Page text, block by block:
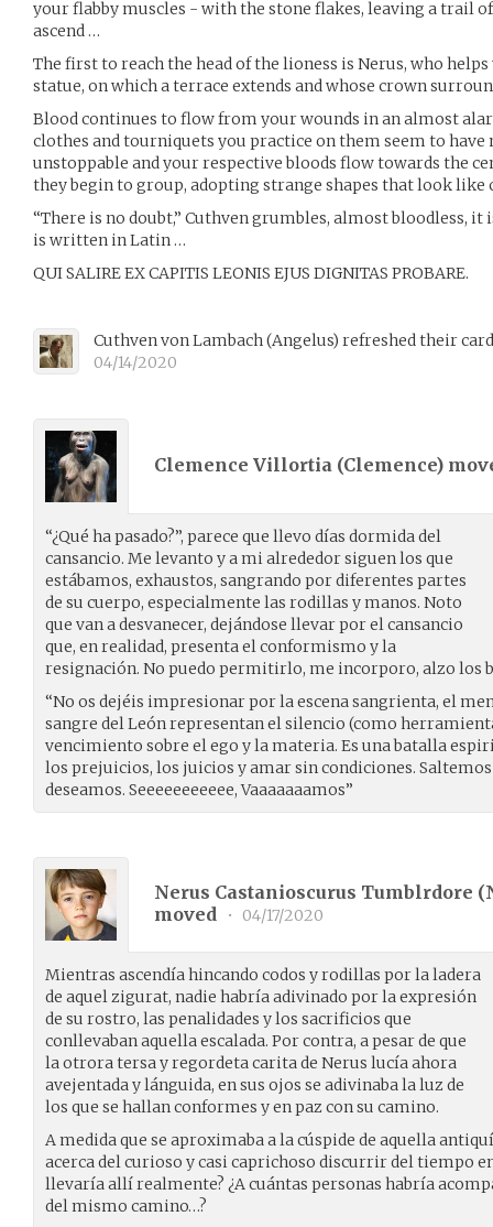
your flabby muscles - with the stone flakes, leaving a trail of
ascend …
The first to reach the head of the lioness is Nerus, who
statue, on which a terrace extends and whose crown
Blood continues to flow from your wounds in an almost
clothes and tourniquets you practice on them seem to have
unstoppable and your respective bloods flow towards the
they begin to group, adopting strange shapes that look like
“There is no doubt,” Cuthven grumbles, almost bloodless, it
is written in Latin …
QUI SALIRE EX CAPITIS LEONIS EJUS DIGNITAS PROBARE.
Cuthven von Lambach(Angelus) refreshed their
04/14/2020
Clemence Villortia (Clemence)
“¿Qué ha pasado?”, parece que llevo días dormida del
cansancio. Me levanto y a mi alrededor siguen los que
estábamos, exhaustos, sangrando por diferentes partes
de su cuerpo, especialmente las rodillas y manos. Noto
que van a desvanecer, dejándose llevar por el cansancio
que, en realidad, presenta el conformismo y la
resignación. No puedo permitirlo, me incorporo, alzo los
“No os dejéis impresionar por la escena sangrienta, el
sangre del León representan el silencio (como
vencimiento sobre el ego y la materia. Es una batalla
los prejuicios, los juicios y amar sin condiciones.
deseamos. Seeeeeeeeeee, Vaaaaaaamos”
Nerus Castanioscurus Tumblrdore (
moved
• 04/17/2020
Mientras ascendía hincando codos y rodillas por la ladera
de aquel zigurat, nadie habría adivinado por la expresión
de su rostro, las penalidades y los sacrificios que
conllevaban aquella escalada. Por contra, a pesar de que
la otrora tersa y regordeta carita de Nerus lucía ahora
avejentada y lánguida, en sus ojos se adivinaba la luz de
los que se hallan conformes y en paz con su camino.
A medida que se aproximaba a la cúspide de aquella
acerca del curioso y casi caprichoso discurrir del tiempo
llevaría allí realmente? ¿A cuántas personas habría
del mismo camino…?